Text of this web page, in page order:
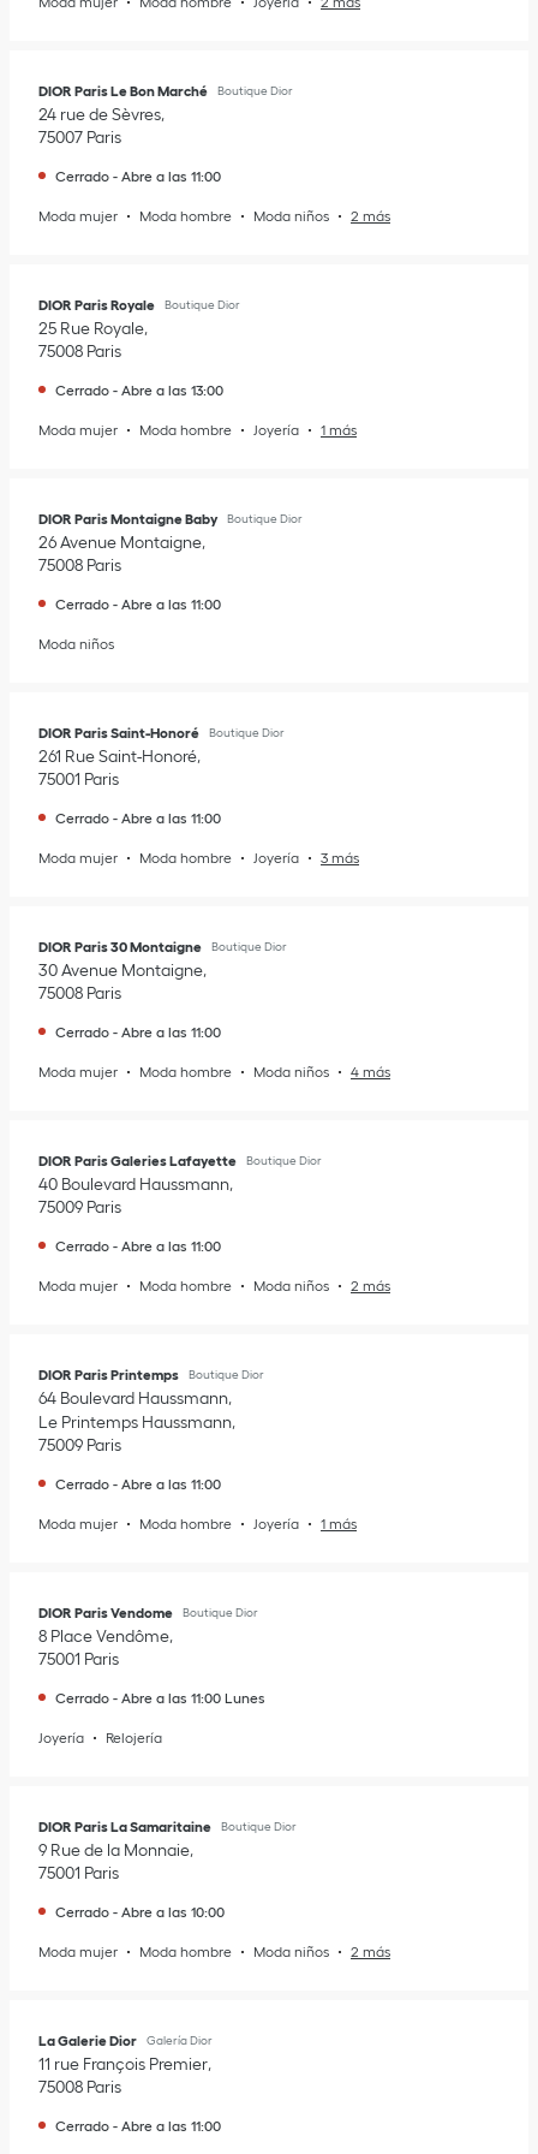
DIOR Paris Le Bon Marché Boutique Dior
24 rue de Sèvres
75007 Paris
Cerrado - Abre a las 11:00
Moda mujer Moda hombre Moda niños 2 más
DIOR Paris Royale Boutique Dior
25 Rue Royale
75008 Paris
Cerrado - Abre a las 13:00
Moda mujer Moda hombre Joyería 1 más
DIOR Paris Montaigne Baby Boutique Dior
26 Avenue Montaigne
75008 Paris
Cerrado - Abre a las 11:00
Moda niños
DIOR Paris Saint-Honoré Boutique Dior
261 Rue Saint-Honoré
75001 Paris
Cerrado - Abre a las 11:00
Moda mujer Moda hombre Joyería 3 más
DIOR Paris 30 Montaigne Boutique Dior
30 Avenue Montaigne
75008 Paris
Cerrado - Abre a las 11:00
Moda mujer Moda hombre Moda niños 4 más
DIOR Paris Galeries Lafayette Boutique Dior
40 Boulevard Haussmann
75009 Paris
Cerrado - Abre a las 11:00
Moda mujer Moda hombre Moda niños 2 más
DIOR Paris Printemps Boutique Dior
64 Boulevard Haussmann
Le Printemps Haussmann
75009 Paris
Cerrado - Abre a las 11:00
Moda mujer Moda hombre Joyería 1 más
DIOR Paris Vendome Boutique Dior
8 Place Vendôme
75001 Paris
Cerrado - Abre a las 11:00 Lunes
Joyería Relojería
DIOR Paris La Samaritaine Boutique Dior
9 Rue de la Monnaie
75001 Paris
Cerrado - Abre a las 10:00
Moda mujer Moda hombre Moda niños 2 más
La Galerie Dior Galería Dior
11 rue François Premier
75008 Paris
Cerrado - Abre a las 11:00